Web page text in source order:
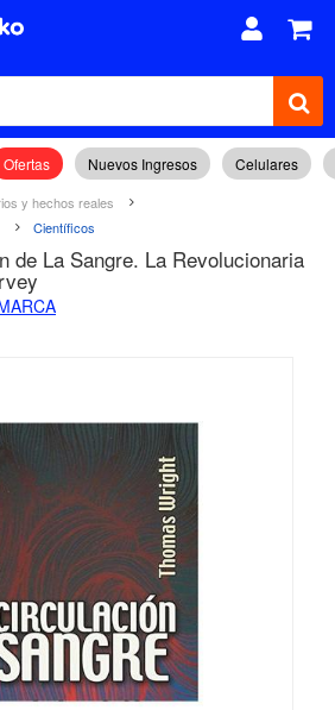
Ofertas Nuevos Ingresos Celulares
y hechos reales
Científicos
de La Sangre. La Revolucionaria